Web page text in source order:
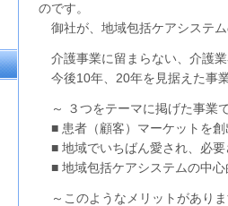
のです。
御社が、地域包括ケアシステ
介護事業に留まらない、介護
今後10年、20年を見据えた事
～ ３つをテーマに掲げた事業
■ 患者（顧客）マーケットを創
■ 地域でいちばん愛され、必要
■ 地域包括ケアシステムの中心
～このようなメリットがあり